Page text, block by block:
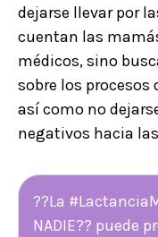
dejarse llevar por
cuentan las
médicos, sino
sobre los
así como no
negativos hacia
??La
NADIE?? puede